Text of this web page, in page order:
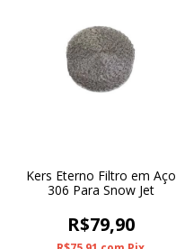
Kers Eterno Filtro em Aço
306 Para Snow Jet
R$79,90